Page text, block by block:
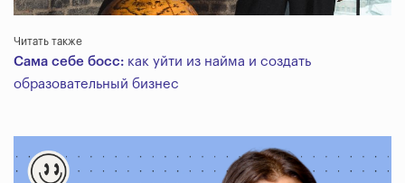
Читать также
Сама себе босс: как уйти из найма и создать
образовательный бизнес